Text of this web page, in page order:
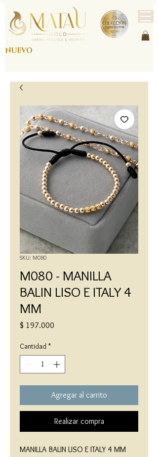
NUEVO
SKU: M080
M080 - MANILLA
BALIN LISO E ITALY 4
MM
$ 197.000
Cantidad *
Agregar al carrito
Realizar compra
MANILLA BALIN LISO E ITALY 4 MM